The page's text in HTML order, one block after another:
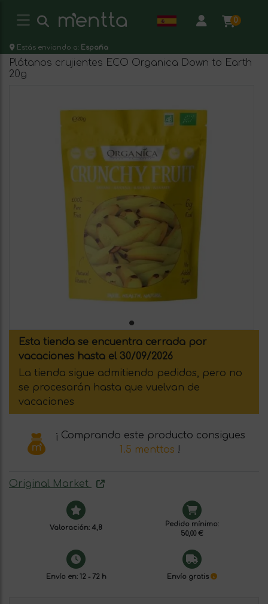
0
Estás enviando a: España
Plátanos crujientes ECO Organica Down to Earth
20g
Esta tienda se encuentra cerrada por
vacaciones hasta el 30/09/2026
La tienda sigue admitiendo pedidos, pero no
se procesarán hasta que vuelvan de
vacaciones
¡ Comprando este producto consigues
1.5 menttos !
Original Market
Valoración: 4,8
Pedido mínimo:
50,00 €
Envío en: 12 - 72 h Envío gratis